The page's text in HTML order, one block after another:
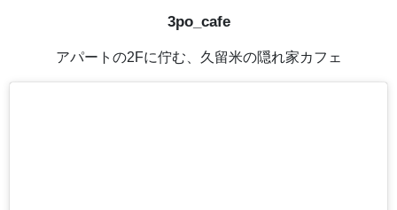
3po_cafe
アパートの2Fに佇む、久留米の隠れ家カフェ